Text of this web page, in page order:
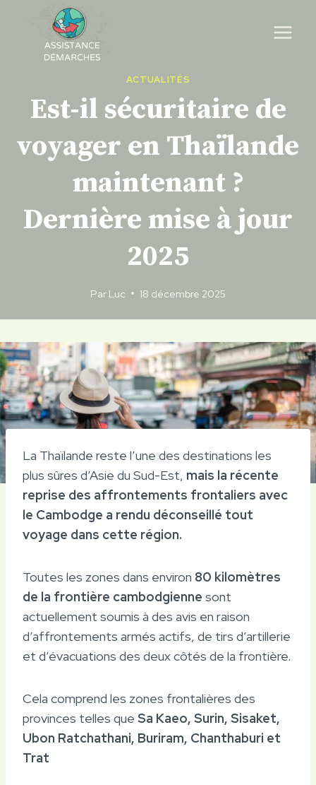
content
ACTUALITÉS
Est-il sécuritaire de
voyager en Thaïlande
maintenant ?
Dernière mise à jour
2025
Par Luc 18 décembre 2025
La Thaïlande reste l’une des destinations les
plus sûres d’Asie du Sud-Est, mais la récente
reprise des affrontements frontaliers avec
le Cambodge a rendu déconseillé tout
voyage dans cette région.
Toutes les zones dans environ 80 kilomètres
de la frontière cambodgienne sont
actuellement soumis à des avis en raison
d’affrontements armés actifs, de tirs d’artillerie
et d’évacuations des deux côtés de la frontière.
Cela comprend les zones frontalières des
provinces telles que Sa Kaeo, Surin, Sisaket,
Ubon Ratchathani, Buriram, Chanthaburi et
Trat